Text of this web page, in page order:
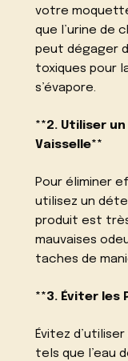
votre
que l’urine de
peut dégager
toxiques pour
s’évapore.
**2. Utiliser
Vaisselle**
Pour éliminer
utilisez un
produit est
mauvaises
taches de
**3. Éviter les
Évitez
tels que l’eau